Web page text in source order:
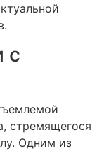
с
стремящегося
Одним из